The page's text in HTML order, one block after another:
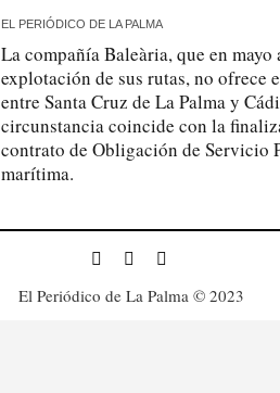
EL PERIÓDICO DE LA PALMA
La compañía Baleària, que en
explotación de sus rutas, no ofrece
entre Santa Cruz de La Palma y
circunstancia coincide con la
contrato de Obligación de Servicio
marítima.
El Periódico de La Palma © 2023